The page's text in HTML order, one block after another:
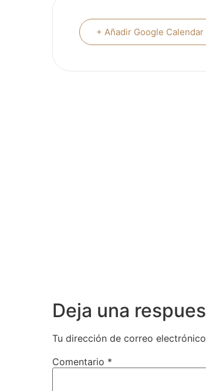
+ Añadir Google Calendar
Deja una
Tu dirección de correo
Comentario *